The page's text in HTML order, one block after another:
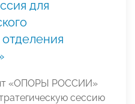
для
«ОПОРЫ РОССИИ»
сессию